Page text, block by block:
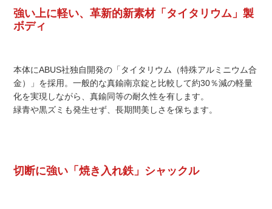
強い上に軽い、革新的新素材「タイタリウム」製
ボディ
本体にABUS社独自開発の「タイタリウム（特殊アルミニウム合
金）」を採用。一般的な真鍮南京錠と比較して約30％減の軽量
化を実現しながら、真鍮同等の耐久性を有します。
緑青や黒ズミも発生せず、長期間美しさを保ちます。
切断に強い「焼き入れ鉄」シャックル